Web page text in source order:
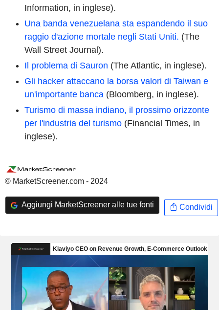
Information, in inglese).
Una banda venezuelana sta espandendo il suo
raggio d'azione mortale negli Stati Uniti. (The
Wall Street Journal).
Il problema di Sauron (The Atlantic, in inglese).
Gli hacker attaccano la borsa valori di Taiwan e
un'importante banca (Bloomberg, in inglese).
Turismo di massa indiano, il prossimo orizzonte
per l'industria del turismo (Financial Times, in
inglese).
© MarketScreener.com - 2024
Aggiungi MarketScreener alle tue fonti Condividi